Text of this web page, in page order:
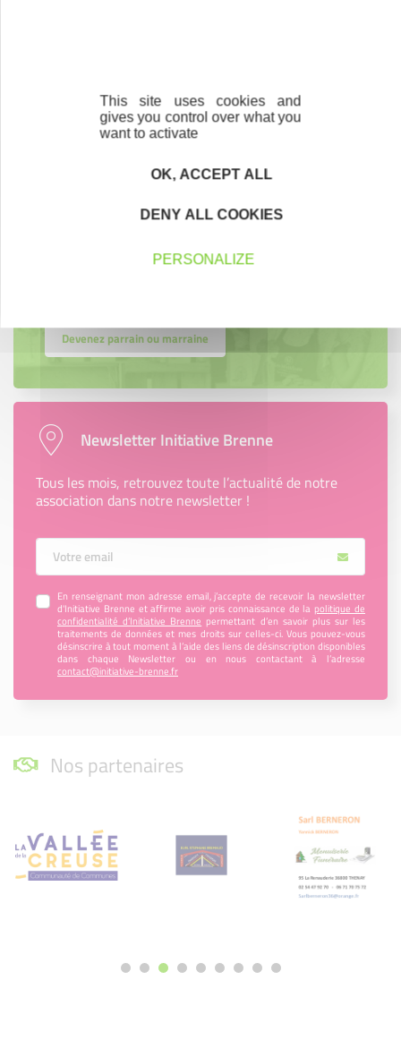
projet entrepreneurial
Devenez parrain ou marraine
Newsletter Initiative Brenne
Tous les mois, retrouvez toute l’actualité de notre
association dans notre newsletter !
Votre Email
En renseignant mon adresse email, j’accepte de recevoir la newsletter
d'Initiative Brenne et affirme avoir pris connaissance de la politique de
confidentialité d’Initiative Brenne permettant d’en savoir plus sur les
traitements de données et mes droits sur celles-ci. Vous pouvez-vous
désinscrire à tout moment à l’aide des liens de désinscription disponibles
dans chaque Newsletter ou en nous contactant à l’adresse
contact@initiative-brenne.fr
Nos partenaires
This site uses cookies and
gives you control over what you
want to activate
OK, ACCEPT ALL
DENY ALL COOKIES
PERSONALIZE